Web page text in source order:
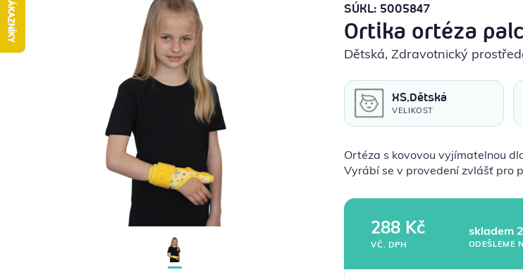
PROBLÉMY S POHYBEM
ORTÉZY A BANDÁŽE
PROBLÉMY S CHODIDLY
HOJENÍ RAN
KOMPRESNÍ POMŮCKY
POTŘEBY PRO DIABETIKY
STOMICKÉ POMŮCKY
SÚKL: 5005847
Ortika ortéza
Dětská, Zdravotnický
XS,Dětská
VELIKOST
Ortéza s kovovou vyjímatelnou
Vyrábí se v provedení zvlášť pro
288 Kč
VČ. DPH
skladem
ODEŠLEME